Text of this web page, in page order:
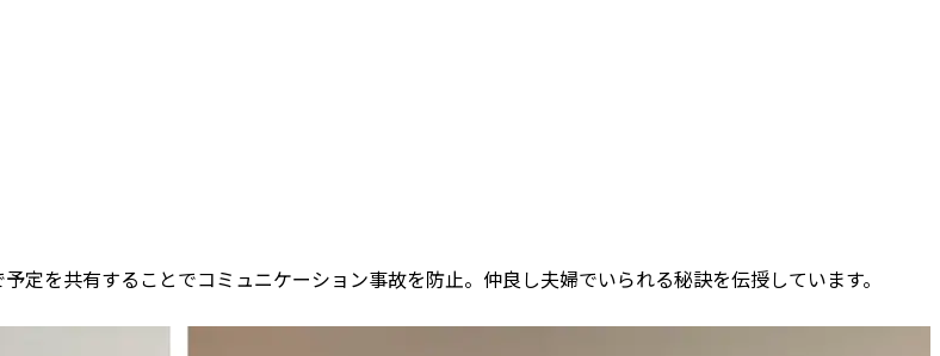
を共有することでコミュニケーション事故を防止。仲良し夫婦でいられる秘訣を伝授しています。